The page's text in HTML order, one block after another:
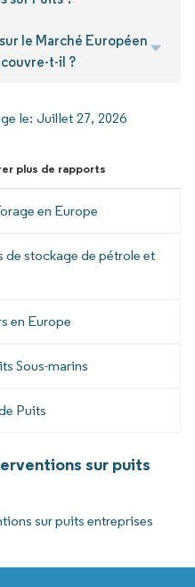
le Marché Européen
t-il ?
le: Juillet 27, 2026
plus de rapports
en Europe
de stockage de pétrole et
en Europe
Sous-marins
Puits
sur puits
sur puits entreprises